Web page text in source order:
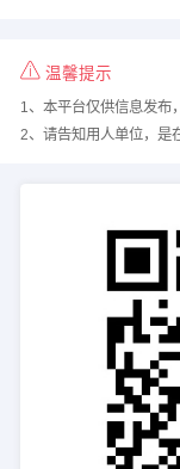
温馨提示
1、本平台仅供信息发布
2、请告知用人单位，是